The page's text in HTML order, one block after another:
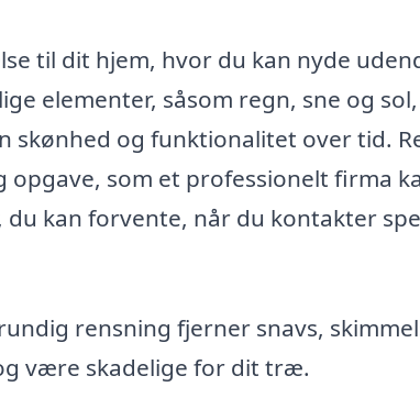
til dit hjem, hvor du kan nyde
elementer, såsom regn, sne og
skønhed og funktionalitet over tid.
som et professionelt firma
du kan forvente, når du kontakter
rensning fjerner snavs,
være skadelige for dit træ.